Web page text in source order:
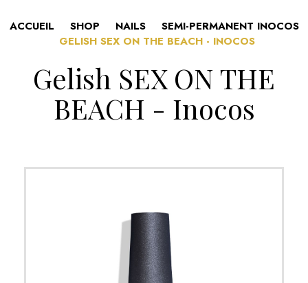
ACCUEIL SHOP NAILS
SEMI-PERMANENT INOCOS
GELISH SEX ON THE BEACH - INOCOS
Gelish SEX ON THE
BEACH - Inocos